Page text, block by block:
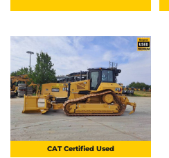
CAT Certified Used